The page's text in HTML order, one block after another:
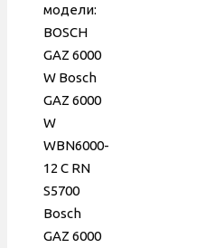
8718644566
модели:
BOSCH
GAZ 6000
W Bosch
GAZ 6000
W
WBN6000-
12 C RN
S5700
Bosch
GAZ 6000